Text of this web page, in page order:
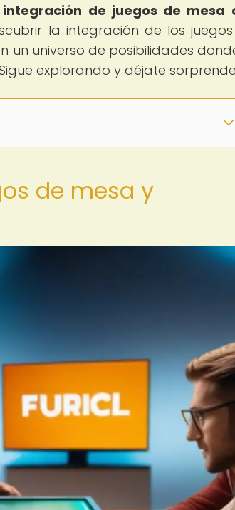
de juegos de mesa
la integración de los
un universo de posibilidades
explorando y déjate
de mesa y